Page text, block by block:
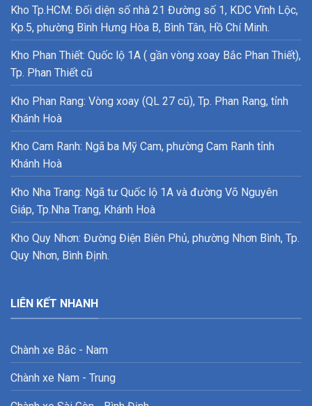
Kho Tp.HCM: Đối diện số nhà 21 Đường số 1, KDC Vĩnh Lộc,
Kp.5, phường Bình Hưng Hòa B, Bình Tân, Hồ Chí Minh.
Kho Phan Thiết: Quốc lộ 1A ( gần vòng xoay Bắc Phan Thiết),
Tp. Phan Thiết cũ
Kho Phan Rang: Vòng xoay (QL 27 cũ), Tp. Phan Rang, tỉnh
Khánh Hoà
Kho Cam Ranh: Ngã ba Mỹ Cam, phường Cam Ranh tỉnh
Khánh Hoà
Kho Nha Trang: Ngã tư Quốc lộ 1A và đường Võ Nguyên
Giáp, Tp.Nha Trang, Khánh Hoà
Kho Quy Nhơn: Đường Điện Biên Phủ, phường Nhơn Bình, Tp.
Quy Nhơn, Bình Định.
LIÊN KẾT NHANH
Chành xe Bắc - Nam
Chành xe Nam - Trung